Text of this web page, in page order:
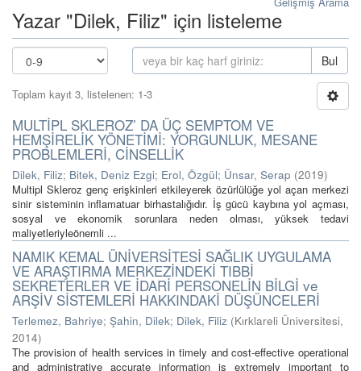
Yazar "Dilek, Filiz" için listeleme
Bul
Toplam kayıt 3, listelenen: 1-3
MULTİPL SKLEROZ’ DA ÜÇ SEMPTOM VE
HEMŞİRELİK YÖNETİMİ: YORGUNLUK, MESANE
PROBLEMLERİ, CİNSELLİK
Dilek, Filiz; Bitek, Deniz Ezgi; Erol, Özgül; Ünsar, Serap (2019)
Multipl Skleroz genç erişkinleri etkileyerek özürlülüğe yol açan merkezi
sinir sisteminin inflamatuar birhastalığıdır. İş gücü kaybına yol açması,
sosyal ve ekonomik sorunlara neden olması, yüksek tedavi
maliyetleriyleönemli ...
NAMIK KEMAL ÜNİVERSİTESİ SAĞLIK UYGULAMA
VE ARAŞTIRMA MERKEZİNDEKİ TIBBİ
SEKRETERLER VE İDARİ PERSONELİN BİLGİ ve
ARŞİV SİSTEMLERİ HAKKINDAKİ DÜŞÜNCELERİ
Terlemez, Bahriye; Şahin, Dilek; Dilek, Filiz (Kırklareli Üniversitesi,
2014)
The provision of health services in timely and cost-effective operational
and administrative accurate information is extremely important to